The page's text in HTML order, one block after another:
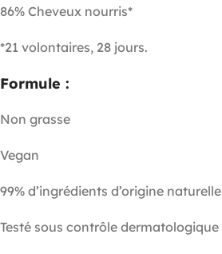
86% Cheveux nourris*
*21 volontaires, 28 jours.
Formule :
Non grasse
Vegan
99% d’ingrédients d’origine naturelle
Testé sous contrôle dermatologique